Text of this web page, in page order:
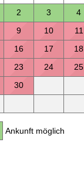
2 3 4
9 10 11
16 17 18
23 24 25
30
Ankunft möglich